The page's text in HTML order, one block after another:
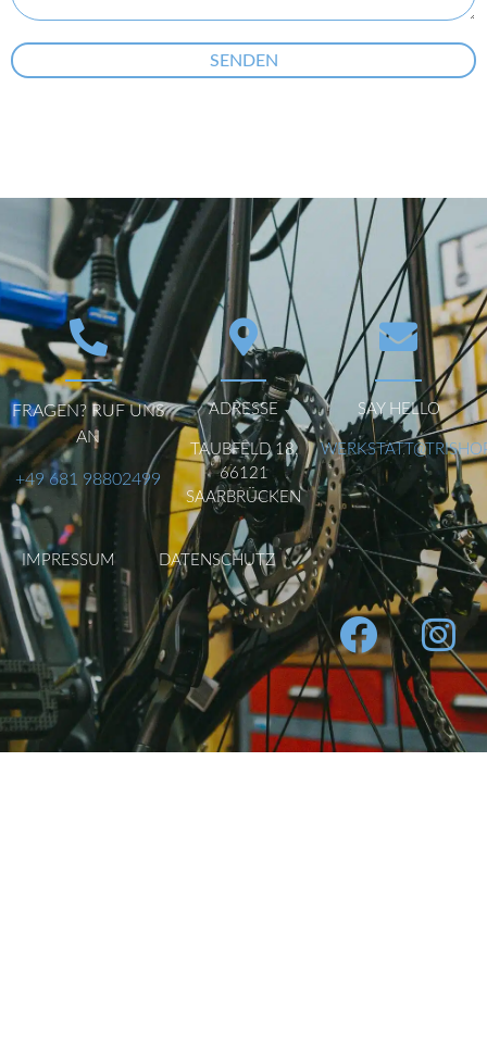
SENDEN
FRAGEN? RUF UNS
AN
+49 681 98802499
ADRESSE
TAUBFELD 18,
66121
SAARBRÜCKEN
SAY HELLO
IMPRESSUM DATENSCHUTZ